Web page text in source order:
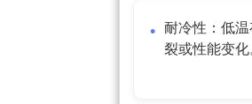
耐冷性：低
裂或性能变化